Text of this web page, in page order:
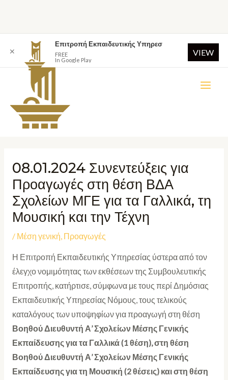
08.01.2024 Συνεντεύξεις για
Προαγωγές στη θέση ΒΔΑ
Σχολείων ΜΓΕ για τα Γαλλικά, τη
Μουσική και την Τέχνη
/ Μέση γενική, Προαγωγές
Η Επιτροπή Εκπαιδευτικής Υπηρεσίας ύστερα από τον
έλεγχο νομιμότητας των εκθέσεων της Συμβουλευτικής
Επιτροπής, κατήρτισε, σύμφωνα με τους περί Δημόσιας
Εκπαιδευτικής Υπηρεσίας Νόμους, τους τελικούς
καταλόγους των υποψηφίων για προαγωγή στη θέση
Βοηθού Διευθυντή Α’ Σχολείων Μέσης Γενικής
Εκπαίδευσης για τα Γαλλικά (1 θέση), στη θέση
Βοηθού Διευθυντή Α’ Σχολείων Μέσης Γενικής
Εκπαίδευσης για τη Μουσική (2 θέσεις) και στη θέση
✕
Επιτροπή Εκπαιδευτικής Υπηρεσ
FREE
In Google Play
VIEW